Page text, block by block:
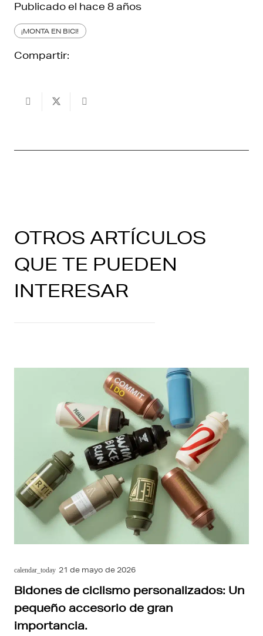
Publicado el hace 8 años
¡MONTA EN BICI!
Compartir:
OTROS ARTÍCULOS
QUE TE PUEDEN
INTERESAR
calendar_today 21 de mayo de 2026
Bidones de ciclismo personalizados: Un
pequeño accesorio de gran
importancia.